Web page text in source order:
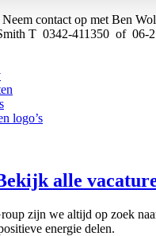
contact op met Ben
T 0342-411350 of 06-
logo’s
alle
zijn we altijd op zoek
energie delen.